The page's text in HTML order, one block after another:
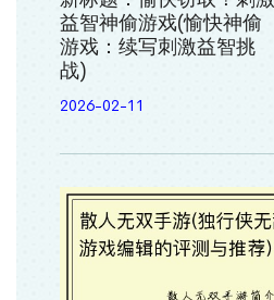
益智神偷游戏(愉快神偷
游戏：续写刺激益智挑
战)
2026-02-11